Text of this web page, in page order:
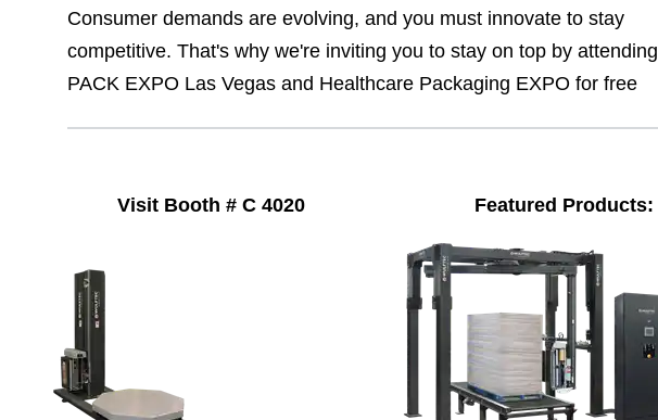
Consumer demands are evolving, and you must innovate to stay
competitive. That's why we're inviting you to stay on top by attending
PACK EXPO Las Vegas and Healthcare Packaging EXPO for free
Visit Booth # C 4020 Featured Products: